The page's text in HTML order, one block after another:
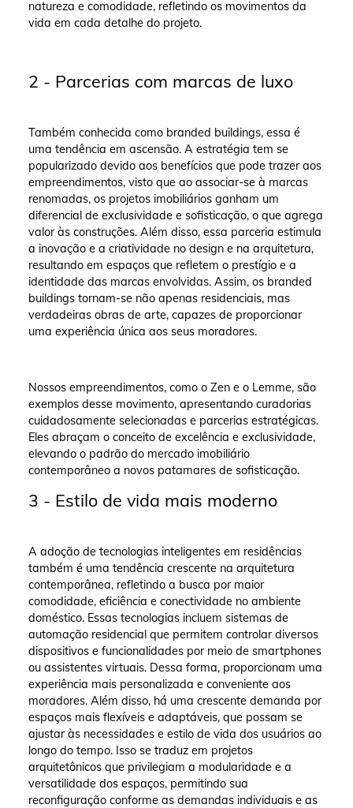
natureza e comodidade, refletindo os movimentos da
vida em cada detalhe do projeto.
2 - Parcerias com marcas de luxo
Também conhecida como branded buildings, essa é
uma tendência em ascensão. A estratégia tem se
popularizado devido aos benefícios que pode trazer aos
empreendimentos, visto que ao associar-se à marcas
renomadas, os projetos imobiliários ganham um
diferencial de exclusividade e sofisticação, o que agrega
valor às construções. Além disso, essa parceria estimula
a inovação e a criatividade no design e na arquitetura,
resultando em espaços que refletem o prestígio e a
identidade das marcas envolvidas. Assim, os branded
buildings tornam-se não apenas residenciais, mas
verdadeiras obras de arte, capazes de proporcionar
uma experiência única aos seus moradores.
Nossos empreendimentos, como o Zen e o Lemme, são
exemplos desse movimento, apresentando curadorias
cuidadosamente selecionadas e parcerias estratégicas.
Eles abraçam o conceito de excelência e exclusividade,
elevando o padrão do mercado imobiliário
contemporâneo a novos patamares de sofisticação.
3 - Estilo de vida mais moderno
A adoção de tecnologias inteligentes em residências
também é uma tendência crescente na arquitetura
contemporânea, refletindo a busca por maior
comodidade, eficiência e conectividade no ambiente
doméstico. Essas tecnologias incluem sistemas de
automação residencial que permitem controlar diversos
dispositivos e funcionalidades por meio de smartphones
ou assistentes virtuais. Dessa forma, proporcionam uma
experiência mais personalizada e conveniente aos
moradores. Além disso, há uma crescente demanda por
espaços mais flexíveis e adaptáveis, que possam se
ajustar às necessidades e estilo de vida dos usuários ao
longo do tempo. Isso se traduz em projetos
arquitetônicos que privilegiam a modularidade e a
versatilidade dos espaços, permitindo sua
reconfiguração conforme as demandas individuais e as